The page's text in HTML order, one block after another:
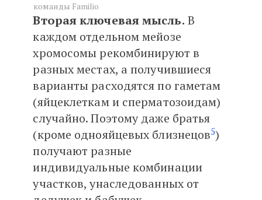
команды Familio
Вторая ключевая мысль. В
каждом отдельном мейозе
хромосомы рекомбинируют в
разных местах, а получившиеся
варианты расходятся по гаметам
(яйцеклеткам и сперматозоидам)
случайно. Поэтому даже братья
(кроме однояйцевых близнецов5)
получают разные
индивидуальные комбинации
участков, унаследованных от